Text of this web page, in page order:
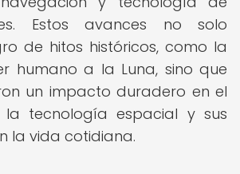
Estos avances no solo
de hitos históricos, como la
humano a la Luna, sino que
un impacto duradero en el
tecnología espacial y sus
la vida cotidiana.